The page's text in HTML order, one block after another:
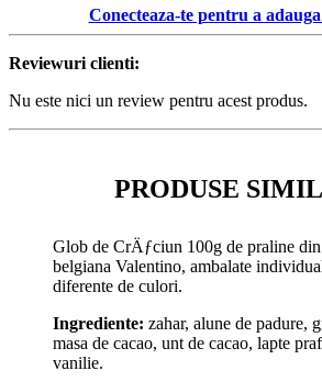
Conecteaza-te pentru a
Reviewuri clienti:
Nu este nici un review pentru acest produs.
PRODUSE
Glob de CrÄƒciun 100g de praline
belgiana Valentino, ambalate
diferente de culori.
Ingrediente: zahar, alune de padure,
masa de cacao, unt de cacao, lapte
vanilie.